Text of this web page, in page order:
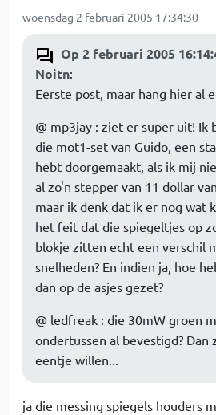
woensdag 2 februari 2005 17:34:30
Op 2 februari 2005
Noitn:
Eerste post, maar hang hier al
@ mp3jay : ziet er super uit! Ik
die mot1-set van Guido, een
hebt doorgemaakt, als ik mij
al zo'n stepper van 11 dollar
maar ik denk dat ik er nog wat
het feit dat die spiegeltjes op
blokje zitten echt een verschil
snelheden? En indien ja, hoe
dan op de asjes gezet?
@ ledfreak : die 30mW groen
ondertussen al bevestigd? Dan
eentje willen...
ja die messing spiegels houders